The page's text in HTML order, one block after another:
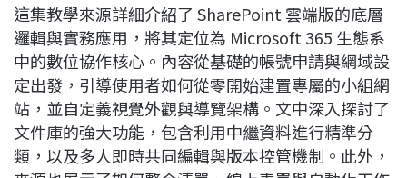
c
e
b
o
o
k
n
e
r
e
a
d
s
n
k
e
d
I
n
p
y
L
i
n
k
這集教學來源詳細介紹了 SharePoint 雲端版的底層
邏輯與實務應用，將其定位為 Microsoft 365 生態系
中的數位協作核心。內容從基礎的帳號申請與網域設
定出發，引導使用者如何從零開始建置專屬的小組網
站，並自定義視覺外觀與導覽架構。文中深入探討了
文件庫的強大功能，包含利用中繼資料進行精準分
類，以及多人即時共同編輯與版本控管機制。此外，